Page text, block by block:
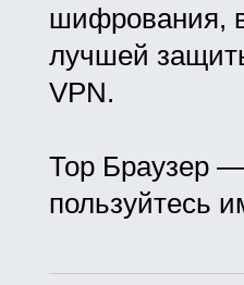
шифрования,
лучшей
VPN.
Тор Браузер
пользуйтесь